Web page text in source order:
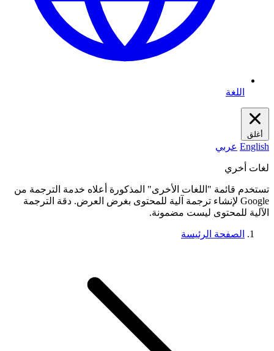
اللغة
أغلق
English عربي
لغات أخري
تستخدم قائمة "اللغات الأخرى" المذكورة أعلاه خدمة الترجمة من
Google لإنشاء ترجمة آلية للمحتوى بغرض العرض. دقة الترجمة
الآلية للمحتوى ليست مضمونة.
الصفحة الرئيسة